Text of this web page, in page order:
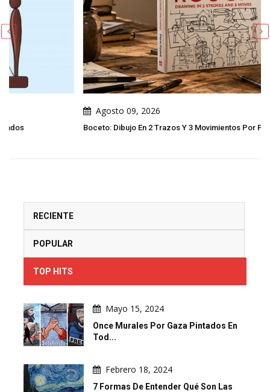
Agosto 09, 2026
Boceto: Dibujo En 2 Trazos Y 3 Movimientos Por Pierre Pochet
RECIENTE
POPULAR
TOP HITS
Mayo 15, 2024
Once Murales Por Gaza Pintados En
Tod...
Febrero 18, 2024
7 Formas De Entender Qué Son Las